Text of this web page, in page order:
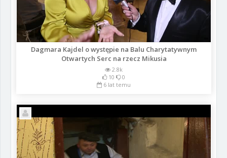
Dagmara Kajdel o występie na Balu Charytatywnym
Otwartych Serc na rzecz Mikusia
2.8k
10
0
6 lat temu